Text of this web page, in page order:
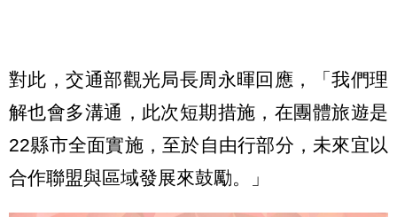
對此，交通部觀光局長周永暉回應，「我們理
解也會多溝通，此次短期措施，在團體旅遊是
22縣市全面實施，至於自由行部分，未來宜以
合作聯盟與區域發展來鼓勵。」